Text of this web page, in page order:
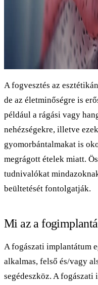
A fogvesztés az
de az életminőségre is
például a rágási vagy
nehézségekre, illetve
gyomorbántalmakat is
megrágott ételek miatt.
tudnivalókat
beültetését fontolgatják.
Mi az a
A fogászati implantátum
alkalmas, felső és/vagy
segédeszköz. A